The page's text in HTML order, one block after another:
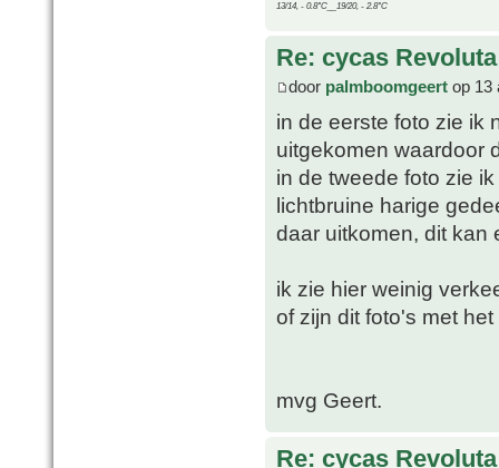
13/14, - 0.8°C__19/20, - 2.8°C
Re: cycas Revoluta
door palmboomgeert op 13
in de eerste foto zie ik
uitgekomen waardoor
in de tweede foto zie
lichtbruine harige
daar uitkomen, dit kan
ik zie hier weinig
of zijn dit foto's met
mvg Geert.
Re: cycas Revoluta